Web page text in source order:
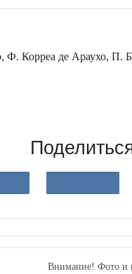
Ф. Корреа де Араухо, П.
Внимание! Фото и